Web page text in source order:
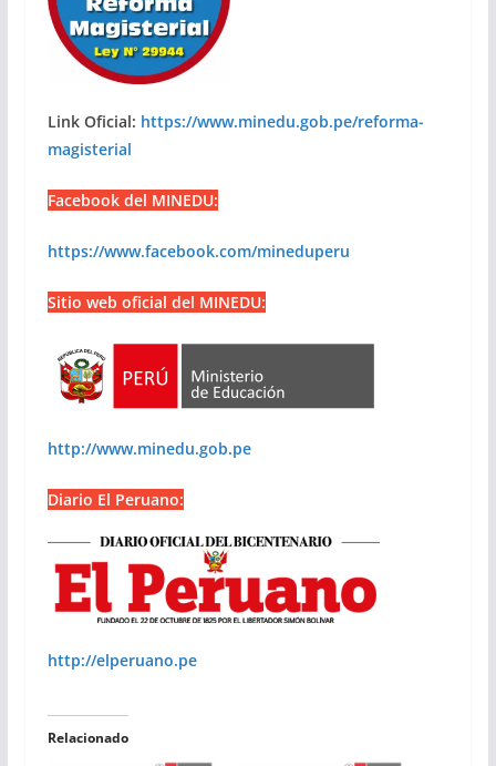
Link Oficial: https://www.minedu.gob.pe/reforma-
magisterial
Facebook del MINEDU:
https://www.facebook.com/mineduperu
Sitio web oficial del MINEDU:
http://www.minedu.gob.pe
Diario El Peruano:
http://elperuano.pe
Relacionado